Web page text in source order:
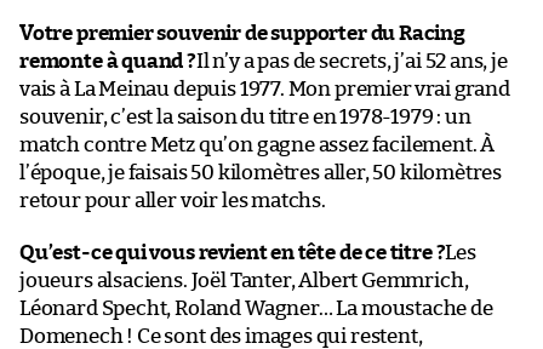
Votre premier souvenir de supporter du Racing
remonte à quand ?Il n’y a pas de secrets, j’ai 52 ans, je
vais à La Meinau depuis 1977. Mon premier vrai grand
souvenir, c’est la saison du titre en 1978-1979 : un
match contre Metz qu’on gagne assez facilement. À
l’époque, je faisais 50 kilomètres aller, 50 kilomètres
retour pour aller voir les matchs.
Qu’est-ce qui vous revient en tête de ce titre ?Les
joueurs alsaciens. Joël Tanter, Albert Gemmrich,
Léonard Specht, Roland Wagner… La moustache de
Domenech ! Ce sont des images qui restent,